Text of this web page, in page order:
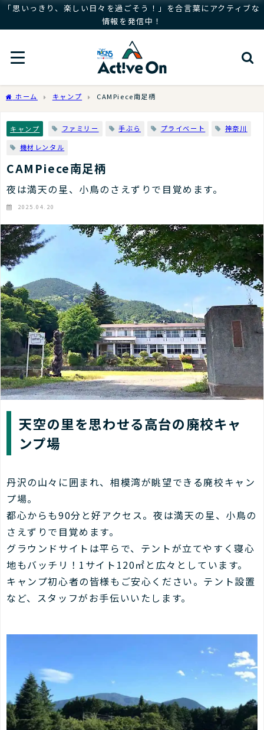
「思いっきり、楽しい日々を過ごそう！」を合言葉にアクティブな
情報を発信中！
ホーム キャンプ CAMPiece南足柄
キャンプ ファミリー 手ぶら プライベート
神奈川
機材レンタル
CAMPiece南足柄
夜は満天の星、小鳥のさえずりで目覚めます。
2025.04.20
天空の里を思わせる高台の廃校キャ
ンプ場
丹沢の山々に囲まれ、相模湾が眺望できる廃校キャン
プ場。
都心からも90分と好アクセス。夜は満天の星、小鳥の
さえずりで目覚めます。
グラウンドサイトは平らで、テントが立てやすく寝心
地もバッチリ！1サイト120㎡と広々としています。
キャンプ初心者の皆様もご安心ください。テント設置
など、スタッフがお手伝いいたします。